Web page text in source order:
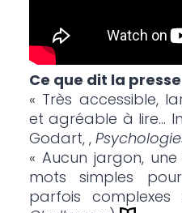
Ce que dit la presse
« Très accessible,
et agréable à lire…
Godart, ,
« Aucun jargon,
mots simples
parfois complexes